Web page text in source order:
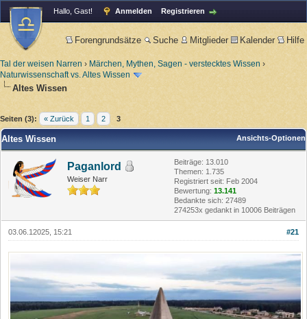
Hallo, Gast! Anmelden Registrieren
Forengrundsätze Suche Mitglieder Kalender Hilfe
Tal der weisen Narren › Märchen, Mythen, Sagen - verstecktes Wissen ›
Naturwissenschaft vs. Altes Wissen
Altes Wissen
Seiten (3): « Zurück 1 2 3
Ansichts-Optionen
Altes Wissen
Paganlord
Weiser Narr
Beiträge: 13.010
Themen: 1.735
Registriert seit: Feb 2004
Bewertung: 13.141
Bedankte sich: 27489
274253x gedankt in 10006 Beiträgen
#21
03.06.12025, 15:21